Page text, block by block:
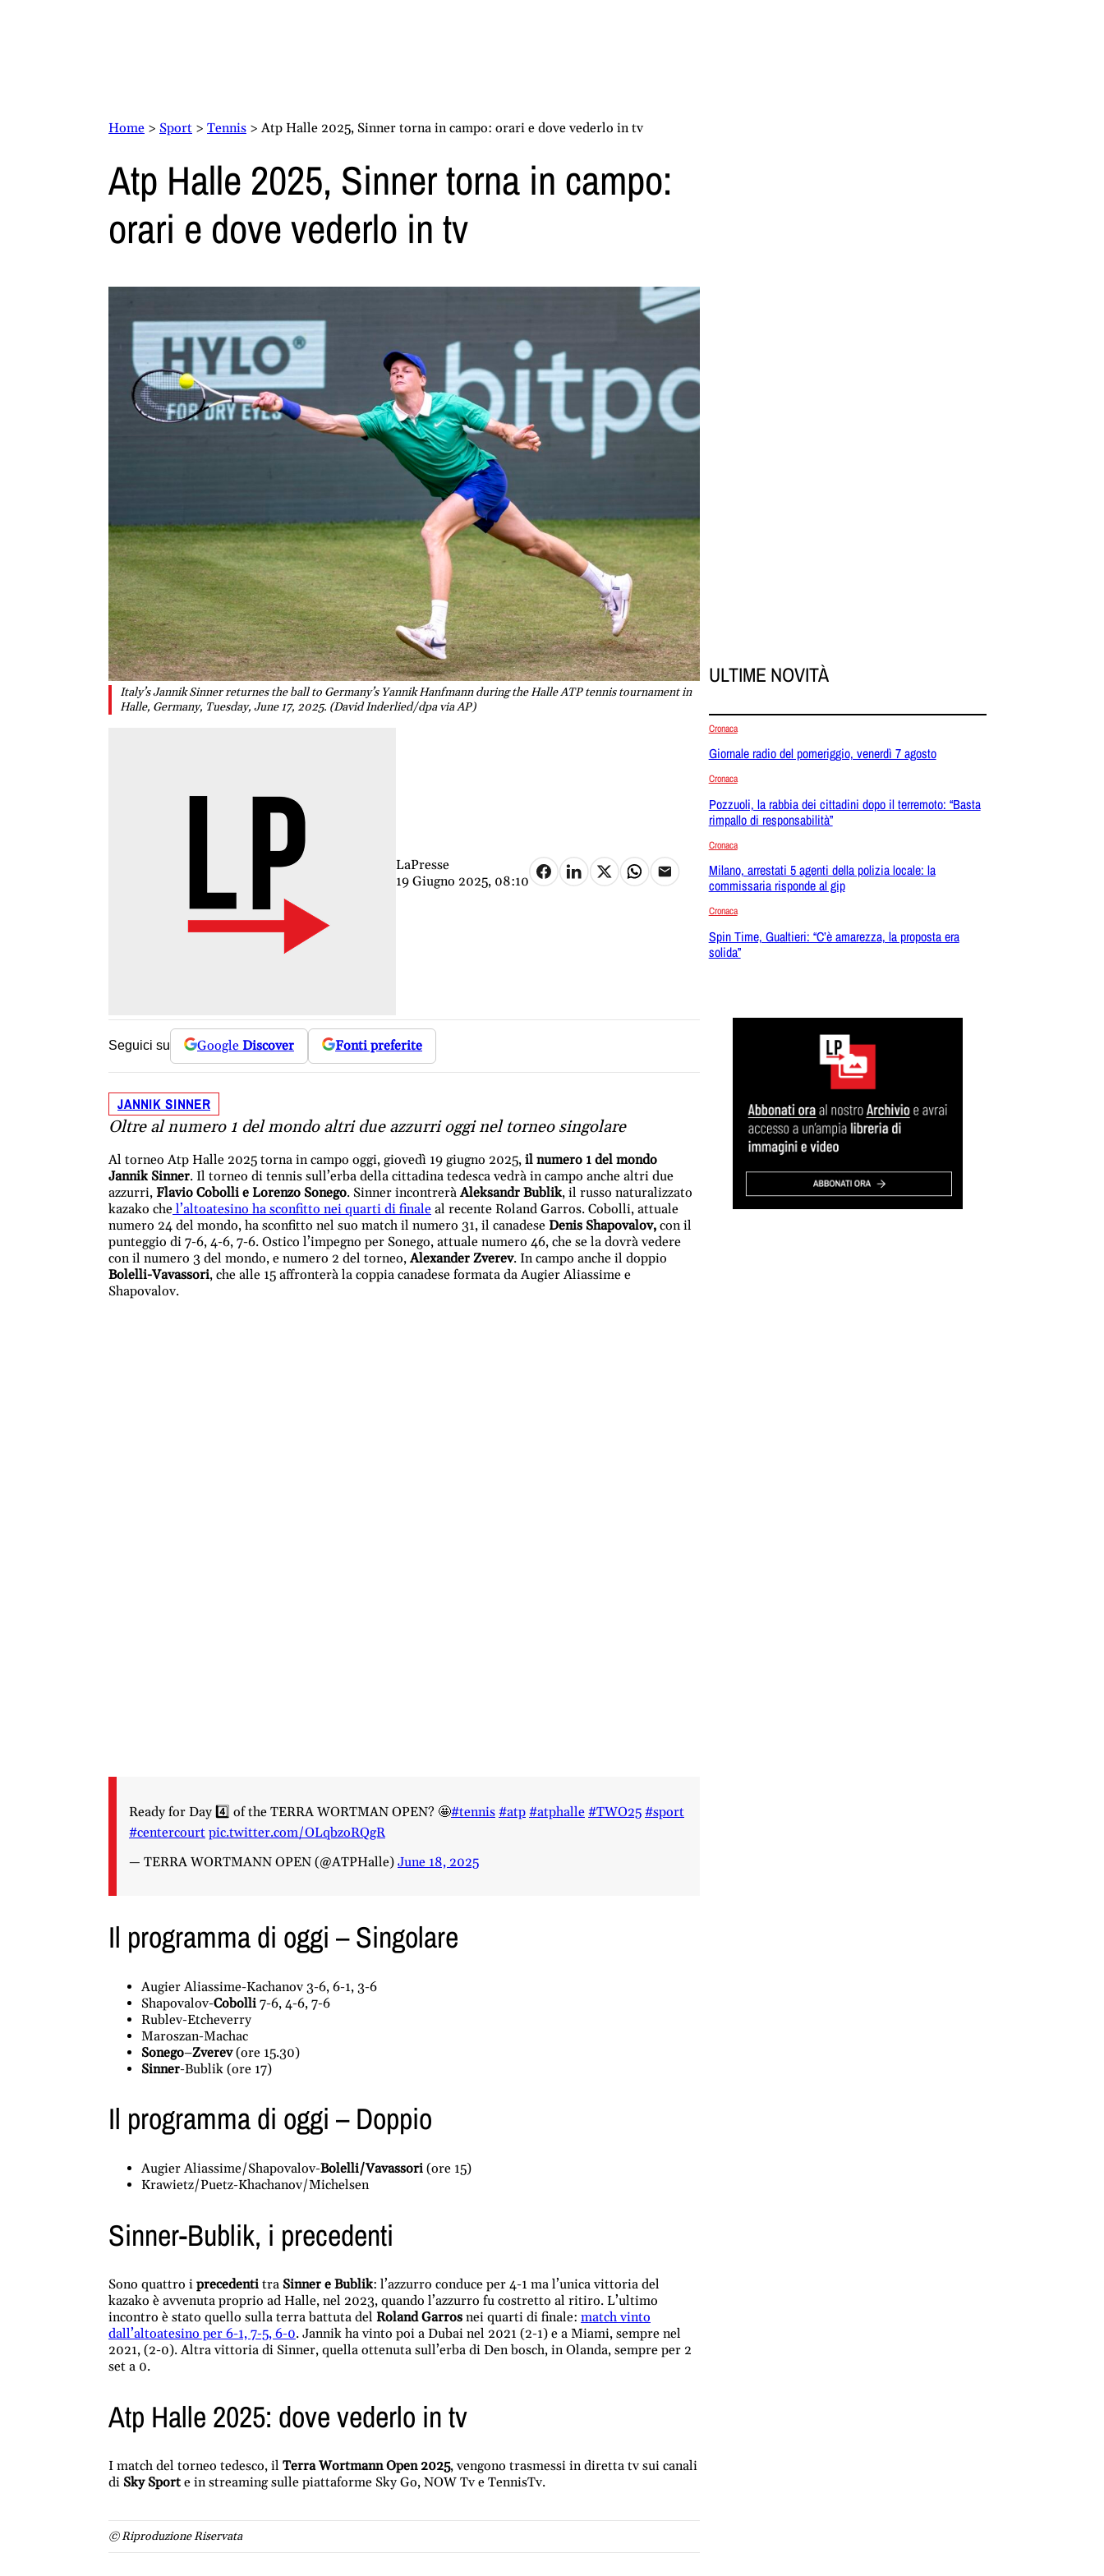
Home > Sport > Tennis >Atp Halle 2025, Sinner torna in campo: orari e dove vederlo in tv
Atp Halle 2025, Sinner torna in campo:
orari e dove vederlo in tv
Italy’s Jannik Sinner returnes the ball to Germany’s Yannik Hanfmann during the Halle ATP tennis tournament in
Halle, Germany, Tuesday, June 17, 2025. (David Inderlied/dpa via AP)
LaPresse
19 Giugno 2025, 08:10
Seguici su Google Discover Fonti preferite
JANNIK SINNER
Oltre al numero 1 del mondo altri due azzurri oggi nel torneo singolare
Al torneo Atp Halle 2025 torna in campo oggi, giovedì 19 giugno 2025, il numero 1 del mondo
Jannik Sinner. Il torneo di tennis sull’erba della cittadina tedesca vedrà in campo anche altri due
azzurri, Flavio Cobolli e Lorenzo Sonego. Sinner incontreràAleksandr Bublik, il russo naturalizzato
kazako che l’altoatesino ha sconfitto nei quarti di finale al recente Roland Garros. Cobolli, attuale
numero 24 del mondo, ha sconfitto nel suo match il numero 31, il canadese Denis Shapovalov, con il
punteggio di 7-6, 4-6, 7-6. Ostico l’impegno per Sonego, attuale numero 46, che se la dovrà vedere
con il numero 3 del mondo, e numero 2 del torneo,Alexander Zverev. In campo anche il doppio
Bolelli-Vavassori, che alle 15 affronterà la coppia canadese formata da Augier Aliassime e
Shapovalov.
Ready for Day 4️⃣ of the TERRA WORTMAN OPEN? 🤩#tennis #atp #atphalle #TWO25 #sport
#centercourt pic.twitter.com/OLqbzoRQgR
— TERRA WORTMANN OPEN (@ATPHalle) June 18, 2025
Il programma di oggi – Singolare
Augier Aliassime-Kachanov 3-6, 6-1, 3-6
Shapovalov-Cobolli 7-6, 4-6, 7-6
Rublev-Etcheverry
Maroszan-Machac
Sonego–Zverev(ore 15.30)
Sinner-Bublik (ore 17)
Il programma di oggi – Doppio
Augier Aliassime/Shapovalov-Bolelli/Vavassori (ore 15)
Krawietz/Puetz-Khachanov/Michelsen
Sinner-Bublik, i precedenti
Sono quattro i precedenti tra Sinner e Bublik: l’azzurro conduce per 4-1 ma l’unica vittoria del
kazako è avvenuta proprio ad Halle, nel 2023, quando l’azzurro fu costretto al ritiro. L’ultimo
incontro è stato quello sulla terra battuta del Roland Garros nei quarti di finale: match vinto
dall’altoatesino per 6-1, 7-5, 6-0. Jannik ha vinto poi a Dubai nel 2021 (2-1) e a Miami, sempre nel
2021, (2-0). Altra vittoria di Sinner, quella ottenuta sull’erba di Den bosch, in Olanda, sempre per 2
set a 0.
Atp Halle 2025: dove vederlo in tv
I match del torneo tedesco, il Terra Wortmann Open 2025, vengono trasmessi in diretta tv sui canali
di Sky Sport e in streaming sulle piattaforme Sky Go, NOW Tv e TennisTv.
© Riproduzione Riservata
ULTIME NOVITÀ
Cronaca
Giornale radio del pomeriggio, venerdì 7 agosto
Cronaca
Pozzuoli, la rabbia dei cittadini dopo il terremoto: “Basta
rimpallo di responsabilità”
Cronaca
Milano, arrestati 5 agenti della polizia locale: la
commissaria risponde al gip
Cronaca
Spin Time, Gualtieri: “C’è amarezza, la proposta era
solida”